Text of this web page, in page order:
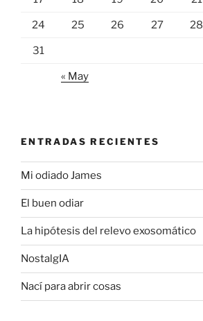
24 25 26 27 28
31
« May
ENTRADAS RECIENTES
Mi odiado James
El buen odiar
La hipótesis del relevo exosomático
NostalgIA
Nací para abrir cosas